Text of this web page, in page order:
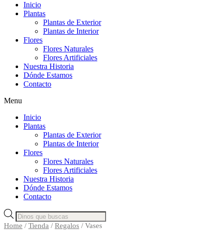
Inicio
Plantas
Plantas de Exterior
Plantas de Interior
Flores
Flores Naturales
Flores Artificiales
Nuestra Historia
Dónde Estamos
Contacto
Menu
Inicio
Plantas
Plantas de Exterior
Plantas de Interior
Flores
Flores Naturales
Flores Artificiales
Nuestra Historia
Dónde Estamos
Contacto
Products
search
Home / Tienda / Regalos / Vases